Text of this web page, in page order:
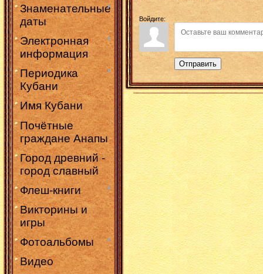
Знаменательные
даты
Электронная
информация
Периодика
Кубани
Имя Кубани
Почётные
граждане Анапы
Город древний -
город славный
Флеш-книги
Викторины и
игры
Фотоальбомы
Видео
Войдите:
Отправить